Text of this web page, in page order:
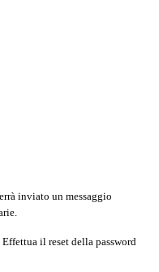
inviato un messaggio
il reset della password